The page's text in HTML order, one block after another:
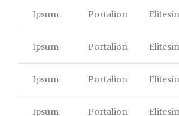
Ipsum Portalion
Ipsum Portalion
Ipsum Portalion
Ipsum Portalion